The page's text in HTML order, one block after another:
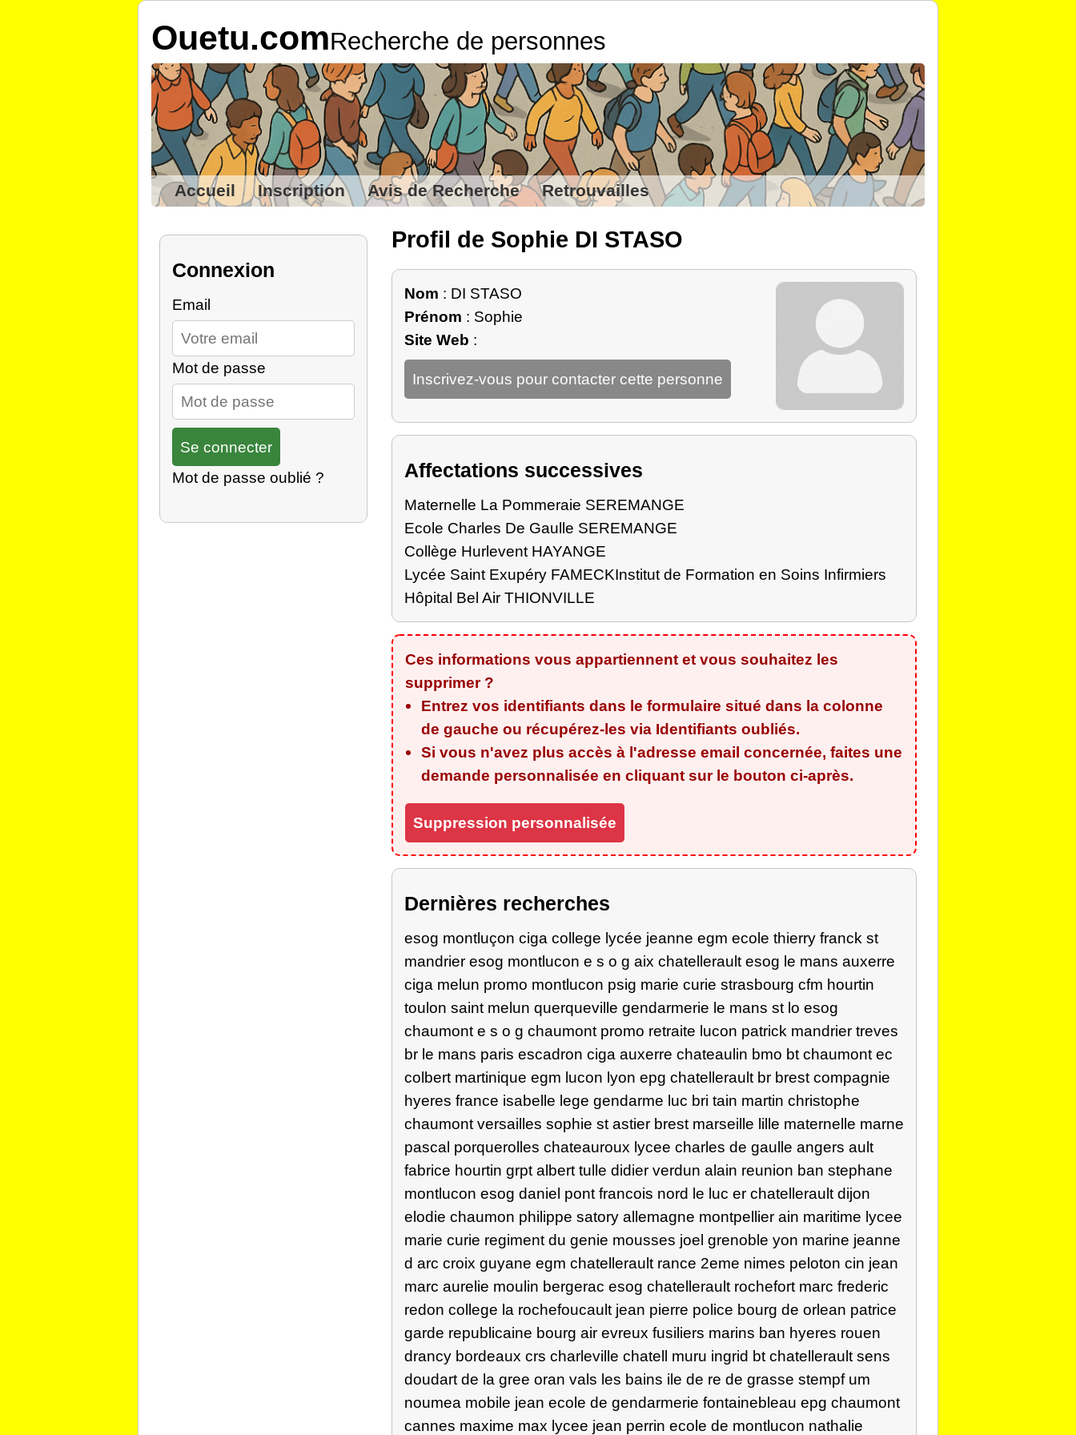
Ouetu.comRecherche de personnes
Accueil Inscription Avis de Recherche Retrouvailles
Connexion
Email
Mot de passe
Mot de passe oublié ?
Profil de Sophie DI STASO
Nom : DI STASO
Prénom : Sophie
Site Web :
Inscrivez-vous pour contacter cette personne
Affectations successives
Maternelle La Pommeraie SEREMANGE
Ecole Charles De Gaulle SEREMANGE
Collège Hurlevent HAYANGE
Lycée Saint Exupéry FAMECKInstitut de Formation en Soins Infirmiers
Hôpital Bel Air THIONVILLE
Ces informations vous appartiennent et vous souhaitez les
supprimer ?
Entrez vos identifiants dans le formulaire situé dans la colonne
de gauche ou récupérez-les via Identifiants oubliés.
Si vous n'avez plus accès à l'adresse email concernée, faites une
demande personnalisée en cliquant sur le bouton ci-après.
Suppression personnalisée
Dernières recherches
esog montluçon ciga college lycée jeanne egm ecole thierry franck st
mandrier esog montlucon e s o g aix chatellerault esog le mans auxerre
ciga melun promo montlucon psig marie curie strasbourg cfm hourtin
toulon saint melun querqueville gendarmerie le mans st lo esog
chaumont e s o g chaumont promo retraite lucon patrick mandrier treves
br le mans paris escadron ciga auxerre chateaulin bmo bt chaumont ec
colbert martinique egm lucon lyon epg chatellerault br brest compagnie
hyeres france isabelle lege gendarme luc bri tain martin christophe
chaumont versailles sophie st astier brest marseille lille maternelle marne
pascal porquerolles chateauroux lycee charles de gaulle angers ault
fabrice hourtin grpt albert tulle didier verdun alain reunion ban stephane
montlucon esog daniel pont francois nord le luc er chatellerault dijon
elodie chaumon philippe satory allemagne montpellier ain maritime lycee
marie curie regiment du genie mousses joel grenoble yon marine jeanne
d arc croix guyane egm chatellerault rance 2eme nimes peloton cin jean
marc aurelie moulin bergerac esog chatellerault rochefort marc frederic
redon college la rochefoucault jean pierre police bourg de orlean patrice
garde republicaine bourg air evreux fusiliers marins ban hyeres rouen
drancy bordeaux crs charleville chatell muru ingrid bt chatellerault sens
doudart de la gree oran vals les bains ile de re de grasse stempf um
noumea mobile jean ecole de gendarmerie fontainebleau epg chaumont
cannes maxime max lycee jean perrin ecole de montlucon nathalie